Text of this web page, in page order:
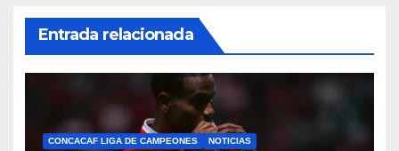
Entrada relacionada
CONCACAF LIGA DE CAMPEONES NOTICIAS